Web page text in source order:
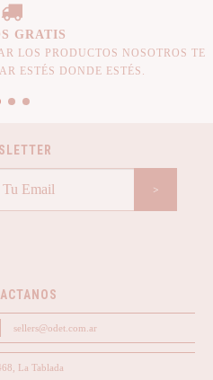
GRATIS
LOS PRODUCTOS NOSOTROS TE
ESTÉS DONDE ESTÉS.
sellers@odet.com.ar
La Tablada